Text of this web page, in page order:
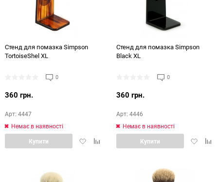
Стенд для помазка Simpson
TortoiseShel XL
0
360 грн.
Арт: 4447
Немає в наявності
ДодатиДодати
Купити
Стенд для помазка Simpson
Black XL
0
360 грн.
Арт: 4446
Немає в наявності
Додати
Купити